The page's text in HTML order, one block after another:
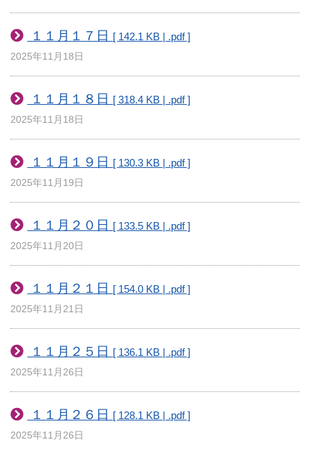
１１月１７日 [ 142.1 KB | .pdf ]
2025年11月18日
１１月１８日 [ 318.4 KB | .pdf ]
2025年11月18日
１１月１９日 [ 130.3 KB | .pdf ]
2025年11月19日
１１月２０日 [ 133.5 KB | .pdf ]
2025年11月20日
１１月２１日 [ 154.0 KB | .pdf ]
2025年11月21日
１１月２５日 [ 136.1 KB | .pdf ]
2025年11月26日
１１月２６日 [ 128.1 KB | .pdf ]
2025年11月26日